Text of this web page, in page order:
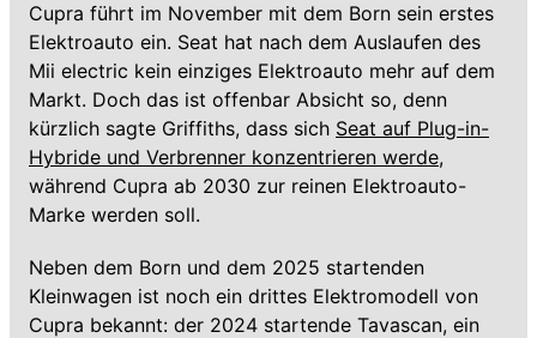
Cupra führt im November mit dem Born sein erstes
Elektroauto ein. Seat hat nach dem Auslaufen des
Mii electric kein einziges Elektroauto mehr auf dem
Markt. Doch das ist offenbar Absicht so, denn
kürzlich sagte Griffiths, dass sich Seat auf Plug-in-
Hybride und Verbrenner konzentrieren werde,
während Cupra ab 2030 zur reinen Elektroauto-
Marke werden soll.
Neben dem Born und dem 2025 startenden
Kleinwagen ist noch ein drittes Elektromodell von
Cupra bekannt: der 2024 startende Tavascan, ein